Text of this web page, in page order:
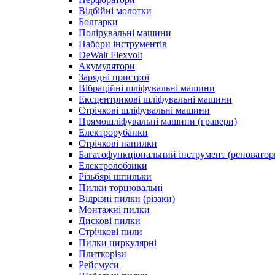
Відбійні молотки
Болгарки
Полірувальні машини
Набори інструментів
DeWalt Flexvolt
Акумулятори
Зарядні пристрої
Вібраційні шліфувальні машини
Ексцентрикові шліфувальні машини
Стрічкові шліфувальні машини
Прямошліфувальні машини (гравери)
Електрорубанки
Стрічкові напилки
Багатофункціональний інструмент
Електролобзики
Різьбярі шпильки
Пилки торцювальні
Відрізні пилки (різаки)
Монтажні пилки
Дискові пилки
Стрічкові пили
Пилки циркулярні
Плиткорізи
Рейсмуси